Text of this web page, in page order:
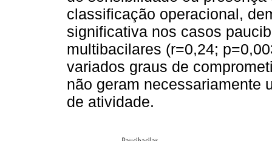
classificação operacional,
significativa nos casos
multibacilares (r=0,24;
variados graus de
não geram necessariamente
de atividade.